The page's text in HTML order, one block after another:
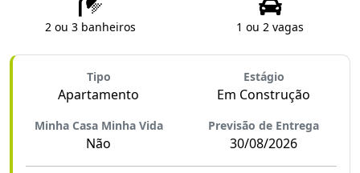
2 ou 3 banheiros 1 ou 2 vagas
Tipo
Apartamento
Estágio
Em Construção
Minha Casa Minha Vida
Não
Previsão de Entrega
30/08/2026